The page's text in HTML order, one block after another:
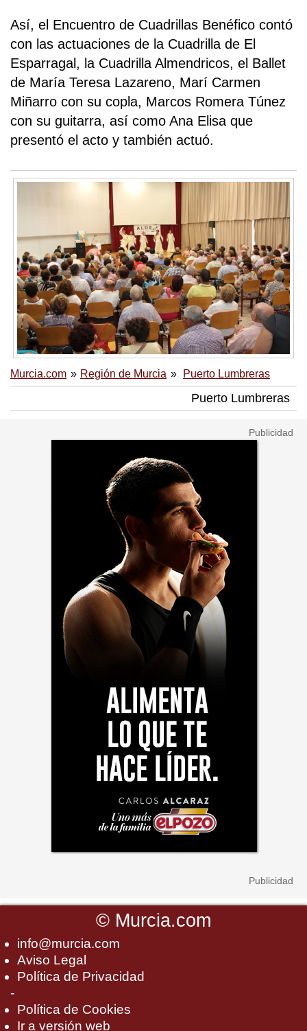
Así, el Encuentro de Cuadrillas Benéfico contó
con las actuaciones de la Cuadrilla de El
Esparragal, la Cuadrilla Almendricos, el Ballet
de María Teresa Lazareno, Marí Carmen
Miñarro con su copla, Marcos Romera Túnez
con su guitarra, así como Ana Elisa que
presentó el acto y también actuó.
Murcia.com Región de Murcia Puerto Lumbreras
Puerto Lumbreras
© Murcia.com
info@murcia.com
Aviso Legal
Política de Privacidad
-
Política de Cookies
Ir a versión web